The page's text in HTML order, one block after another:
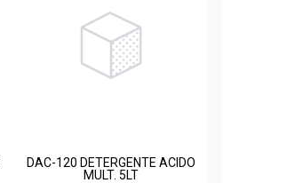
DAC-120 DETERGENTE ACIDO
MULT. 5LT